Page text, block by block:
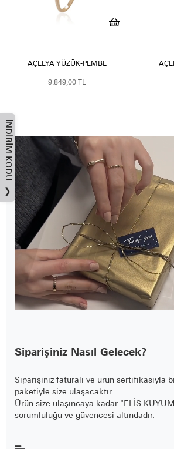
AÇELYA YÜZÜK-PEMBE
9.849,00 TL
Siparişiniz Nasıl Gelecek?
Siparişiniz faturalı ve ürün sertifikasıyla
paketiyle size ulaşacaktır.
Ürün size ulaşıncaya kadar "ELİS
sorumluluğu ve güvencesi altındadır.
İNDIRIM KODU
❯